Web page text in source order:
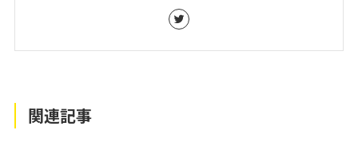
関連記事